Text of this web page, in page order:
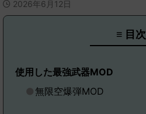
2026年6月12日
≡ 目次
使用した最強武器MOD
無限空爆弾MOD